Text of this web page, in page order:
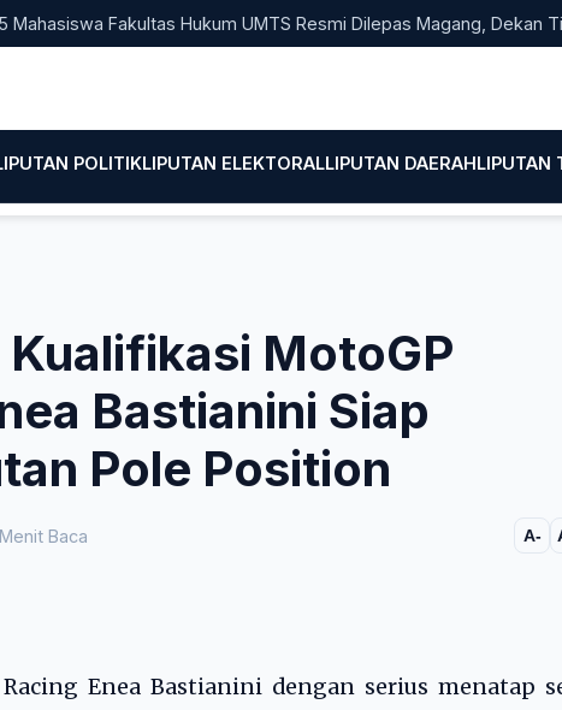
Fakultas Hukum UMTS Resmi Dilepas Magang, Dekan Titip
POLITIKLIPUTAN ELEKTORALLIPUTAN DAERAHLIPUTAN
MotoGP
Bastianini Siap
Pole Position
Baca A-
Enea Bastianini dengan serius menatap